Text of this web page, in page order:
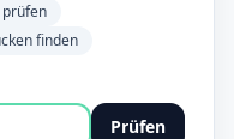
finden
Prüfen